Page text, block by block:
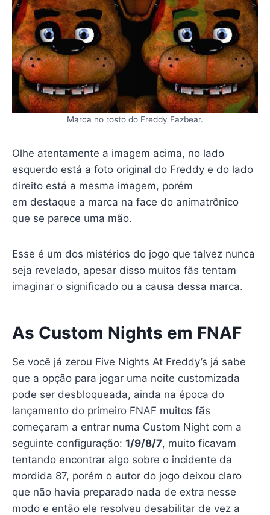
Marca no rosto do Freddy Fazbear.
Olhe atentamente a imagem acima, no lado
esquerdo está a foto original do Freddy e do lado
direito está a mesma imagem, porém
em destaque a marca na face do animatrônico
que se parece uma mão.
Esse é um dos mistérios do jogo que talvez nunca
seja revelado, apesar disso muitos fãs tentam
imaginar o significado ou a causa dessa marca.
As Custom Nights em FNAF
Se você já zerou Five Nights At Freddy’s já sabe
que a opção para jogar uma noite customizada
pode ser desbloqueada, ainda na época do
lançamento do primeiro FNAF muitos fãs
começaram a entrar numa Custom Night com a
seguinte configuração: 1/9/8/7, muito ficavam
tentando encontrar algo sobre o incidente da
mordida 87, porém o autor do jogo deixou claro
que não havia preparado nada de extra nesse
modo e então ele resolveu desabilitar de vez a